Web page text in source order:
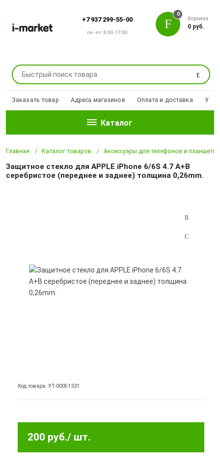
+7 937 299-55-00
пн.-пт. 8:00-17:00
Поиск
0
Корзина
0 руб.
Заказать товар Адреса магазинов Оплата и доставка
Каталог
Главная Каталог товаров Аксессуары для телефонов и планшетов
Защитное стекло для APPLE iPhone 6/6S 4.7 A+B
серебристое (переднее и заднее) толщина 0,26mm.
Код товара: УТ-00051331
200 руб./ шт.